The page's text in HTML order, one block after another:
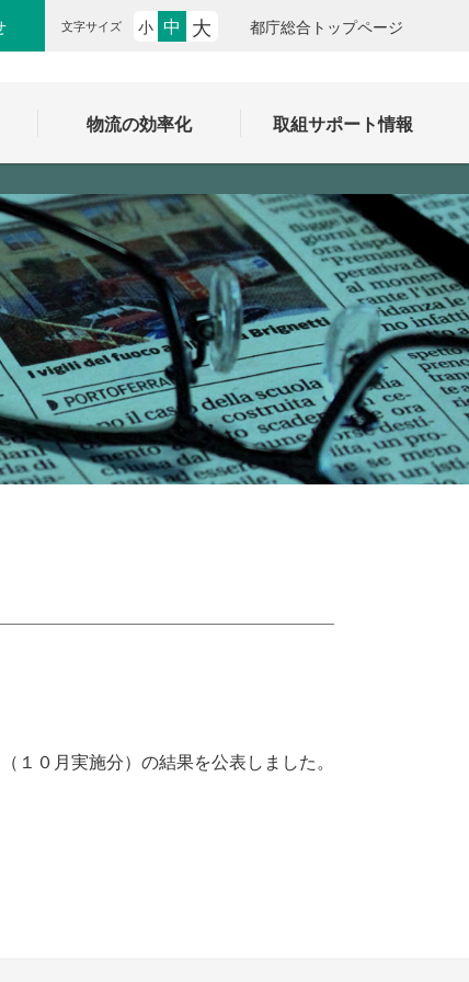
文字サイズ 小 中 大 都庁総合トップページ
物流の効率化 取組サポート情報
１０月実施分）の結果を公表しました。